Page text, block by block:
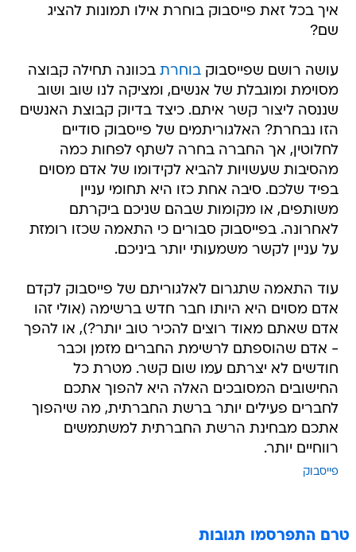
איך בכל זאת פייסבוק בוחרת אילו תמונות להציג
שם?
עושה רושם שפייסבוקבוחרת בכוונה תחילה קבוצה
מסוימת ומוגבלת של אנשים, ומציקה לנו שוב ושוב
שננסה ליצור קשר איתם. כיצד בדיוק קבוצת האנשים
הזו נבחרת? האלגוריתמים של פייסבוק סודיים
לחלוטין, אך החברה בחרה לשתף לפחות כמה
מהסיבות שעשויות להביא לקידומו של אדם מסוים
בפיד שלכם. סיבה אחת כזו היא תחומי עניין
משותפים, או מקומות שבהם שניכם ביקרתם
לאחרונה. בפייסבוק סבורים כי התאמה שכזו רומזת
על עניין לקשר משמעותי יותר ביניכם.
עוד התאמה שתגרום לאלגוריתם של פייסבוק לקדם
אדם מסוים היא היותו חבר חדש ברשימה (אולי זהו
אדם שאתם מאוד רוצים להכיר טוב יותר?), או להפך
- אדם שהוספתם לרשימת החברים מזמן וכבר
חודשים לא יצרתם עמו שום קשר. מטרת כל
החישובים המסובכים האלה היא להפוך אתכם
לחברים פעילים יותר ברשת החברתית, מה שיהפוך
אתכם מבחינת הרשת החברתית למשתמשים
רווחיים יותר.
פייסבוק
טרם התפרסמו תגובות